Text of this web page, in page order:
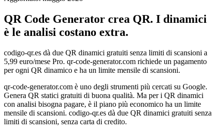
QR Code Generator crea QR. I dinamici
è le analisi costano extra.
codigo-qr.es dà due QR dinamici gratuiti senza limiti di scansioni a
5,99 euro/mese Pro. qr-code-generator.com richiede un pagamento
per ogni QR dinamico e ha un limite mensile di scansioni.
qr-code-generator.com è uno degli strumenti più cercati su Google.
Genera QR statici gratuiti di buona qualità. Ma per i QR dinamici
con analisi bisogna pagare, è il piano più economico ha un limite
mensile di scansioni. codigo-qr.es dà due QR dinamici gratuiti senza
limiti di scansioni, senza carta di credito.